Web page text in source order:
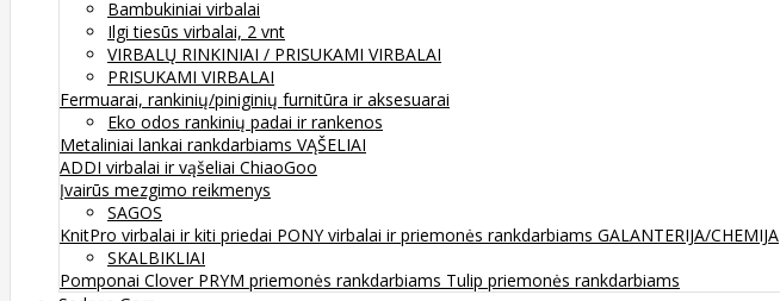
Bambukiniai virbalai
Ilgi tiesūs virbalai, 2 vnt
VIRBALŲ RINKINIAI / PRISUKAMI VIRBALAI
PRISUKAMI VIRBALAI
Fermuarai, rankinių/piniginių furnitūra ir aksesuarai
Eko odos rankinių padai ir rankenos
Metaliniai lankai rankdarbiams VĄŠELIAI
ADDI virbalai ir vąšeliai ChiaoGoo
Įvairūs mezgimo reikmenys
SAGOS
KnitPro virbalai ir kiti priedai PONY virbalai ir priemonės rankdarbiams GALANTERIJA/CHEMIJA
SKALBIKLIAI
Pomponai Clover PRYM priemonės rankdarbiams Tulip priemonės rankdarbiams